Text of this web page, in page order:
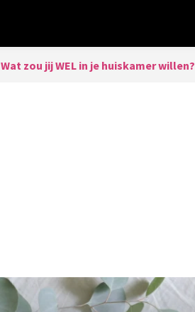
Wat zou jij WEL in je huiskamer willen?